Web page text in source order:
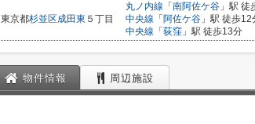
東京都杉並区成田東 ５丁目
丸ノ内線 「 南阿佐ケ谷 」駅 徒
中央線 「 阿佐ケ谷 」駅 徒歩12
中央線 「 荻窪 」駅 徒歩13分
物件情報 周辺施設